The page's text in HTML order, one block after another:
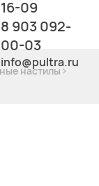
16-09
8 903 092-
00-03
info@pultra.ru
настилы>